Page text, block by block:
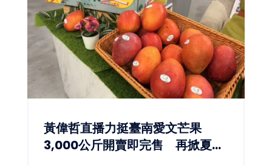
黃偉哲直播力挺臺南愛文芒果
3,000公斤開賣即完售 再掀夏日